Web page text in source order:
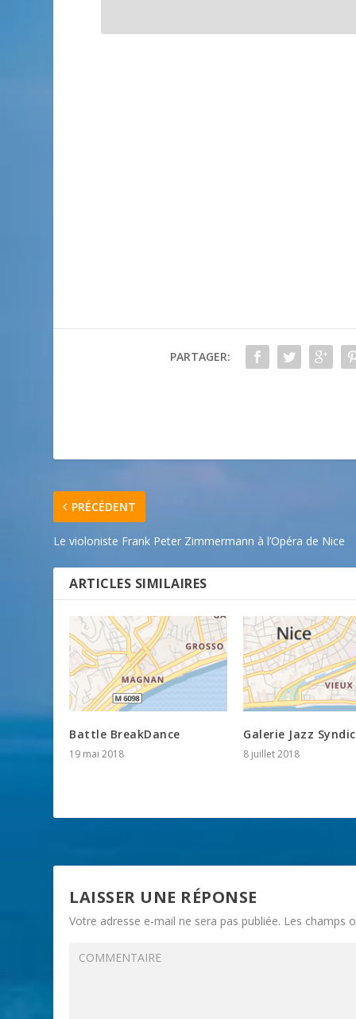
PARTAGER:
PRÉCÉDENT
Le violoniste Frank Peter Zimmermann à l’Opéra de Nice
ARTICLES SIMILAIRES
Battle BreakDance
19 mai 2018
Galerie Jazz
8 juillet 2018
LAISSER UNE RÉPONSE
Votre adresse e-mail ne sera pas publiée. Les champs